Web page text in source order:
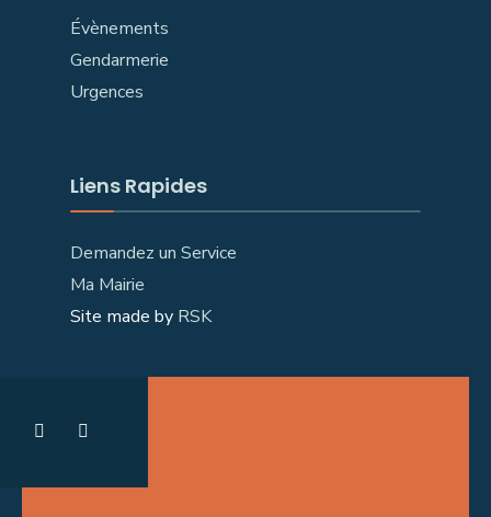
Évènements
Gendarmerie
Urgences
Liens Rapides
Demandez un Service
Ma Mairie
Site made by RSK